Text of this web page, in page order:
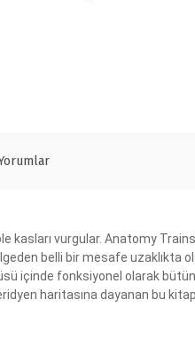
vurgular. Anatomy
belli bir mesafe uzaklıkta
içinde fonksiyonel olarak
haritasına dayanan bu